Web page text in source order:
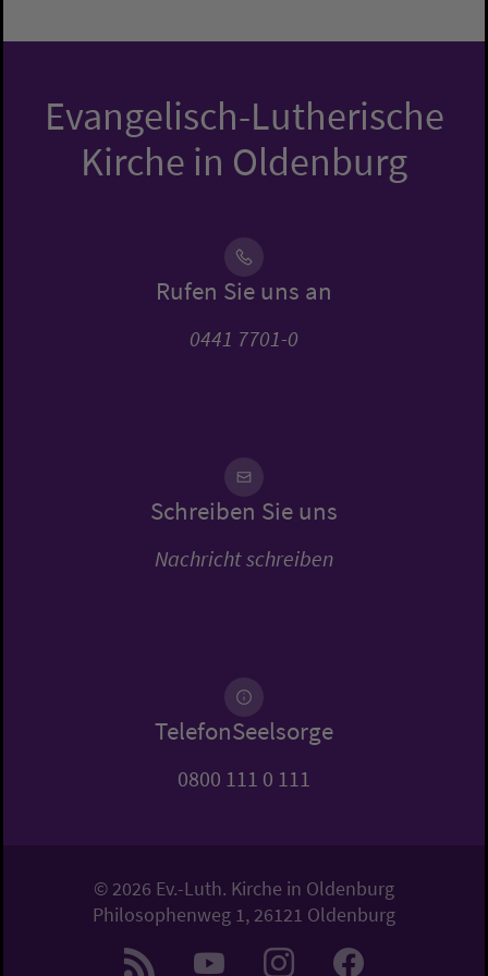
Evangelisch-Lutherische
Kirche in Oldenburg
Rufen Sie uns an
0441 7701-0
Schreiben Sie uns
Nachricht schreiben
TelefonSeelsorge
0800 111 0 111
© 2026 Ev.-Luth. Kirche in Oldenburg
Philosophenweg 1, 26121 Oldenburg